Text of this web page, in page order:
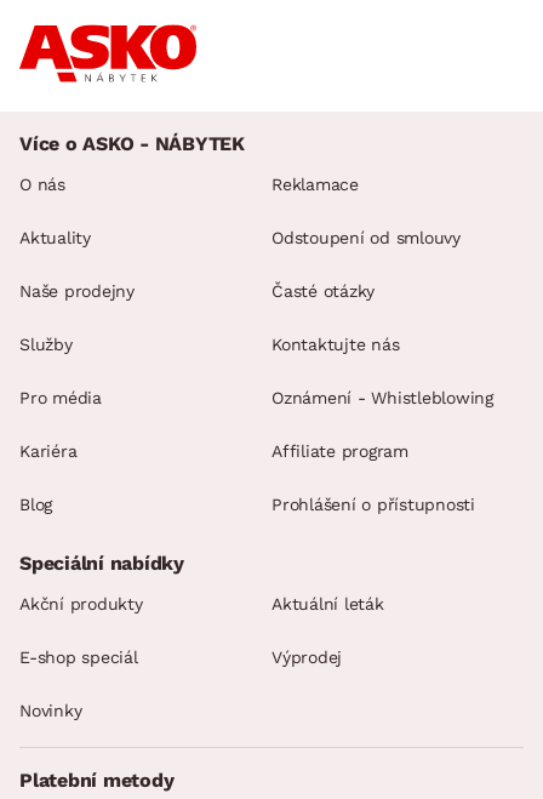
Více o ASKO - NÁBYTEK
O nás
Aktuality
Naše prodejny
Služby
Pro média
Kariéra
Blog
Reklamace
Odstoupení od smlouvy
Časté otázky
Kontaktujte nás
Oznámení - Whistleblowing
Affiliate program
Prohlášení o přístupnosti
Speciální nabídky
Akční produkty Aktuální leták
E-shop speciál Výprodej
Novinky
Platební metody